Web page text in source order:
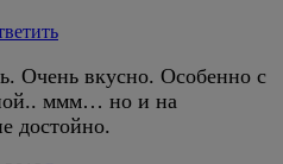
Очень вкусно. Особенно с
ммм… но и на
достойно.